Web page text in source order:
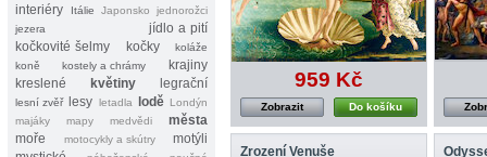
interiéry Itálie Japonsko
jednorožci
jezera
jídlo a pití
kočkovité šelmy
kočky
koláže
koně
kostely a chrámy
krajiny
kreslené
květiny legrační
lesní zvěř lesy letadla lodě Londýn
majáky
mapy medvědi
města
moře
motocykly a skútry
motýli
959 Kč
Do košíku
Zobrazit
Zrození Venuše